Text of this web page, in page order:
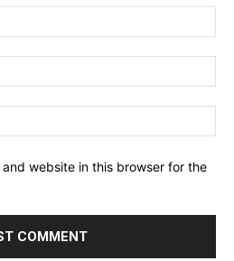
and website in this browser for the